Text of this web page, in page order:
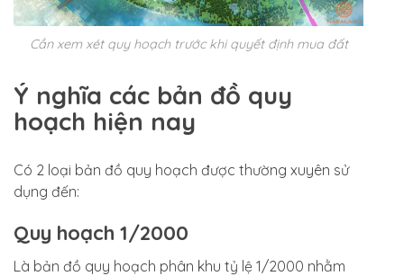
Cần xem xét quy hoạch trước khi quyết định mua đất
Ý nghĩa các bản đồ quy
hoạch hiện nay
Có 2 loại bản đồ quy hoạch được thường xuyên sử
dụng đến:
Quy hoạch 1/2000
Là bản đồ quy hoạch phân khu tỷ lệ 1/2000 nhằm